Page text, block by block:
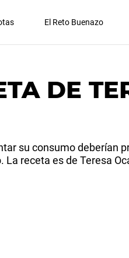
El Reto Buenazo
DE
su consumo deberían
receta es de Teresa